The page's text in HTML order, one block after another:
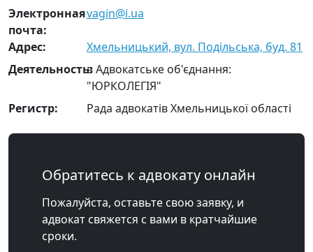
Электронная
почта:
vagin@i.ua
Адрес:
Хмельницький, вул. Подільська, буд. 81
Деятельность:в Адвокатське об'єднання:
"ЮРКОЛЕГІЯ"
Регистр:
Рада адвокатів Хмельницької області
Обратитесь к адвокату онлайн
Пожалуйста, оставьте свою заявку, и
адвокат свяжется с вами в кратчайшие
сроки.